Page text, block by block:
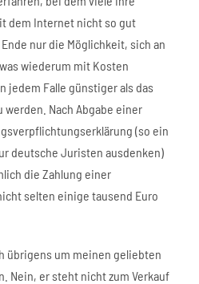
dem Internet nicht so gut
nur die Möglichkeit, sich an
wiederum mit Kosten
jedem Falle günstiger als das
Nach Abgabe einer
(so ein
deutsche Juristen ausdenken)
die Zahlung einer
selten einige tausend Euro
übrigens um meinen geliebten
Nein, er steht nicht zum Verkauf